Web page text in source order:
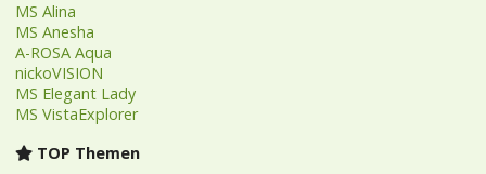
MS Alina
MS Anesha
A-ROSA Aqua
nickoVISION
MS Elegant Lady
MS VistaExplorer
TOP Themen